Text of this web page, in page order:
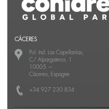
CÁCERES
Pol. Ind. Las Capellanías,
C/ Alpargateros, 1
10005 —
Cáceres, Espagne
+34 927 230 834